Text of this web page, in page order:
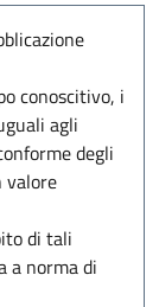
conoscitivo, i
agli
degli
valore
di tali
a norma di